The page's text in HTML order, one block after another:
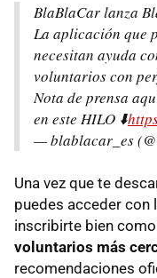
BlaBlaCar lanza
La aplicación que
necesitan ayuda
voluntarios con
Nota de prensa
en este HILO ⬇️
— blablacar_es
Una vez que te
puedes acceder con
inscribirte bien
voluntarios más
recomendaciones